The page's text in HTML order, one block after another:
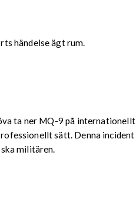
händelse ägt rum.
ta ner MQ-9 på internationellt
sätt. Denna incident
militären.